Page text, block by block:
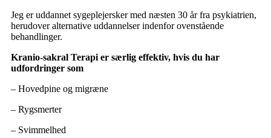
Jeg er uddannet sygeplejersker med næsten 30 år fra psykiatrien,
herudover alternative uddannelser indenfor ovenstående
behandlinger.
Kranio-sakral Terapi er særlig effektiv, hvis du har
udfordringer som
– Hovedpine og migræne
– Rygsmerter
– Svimmelhed